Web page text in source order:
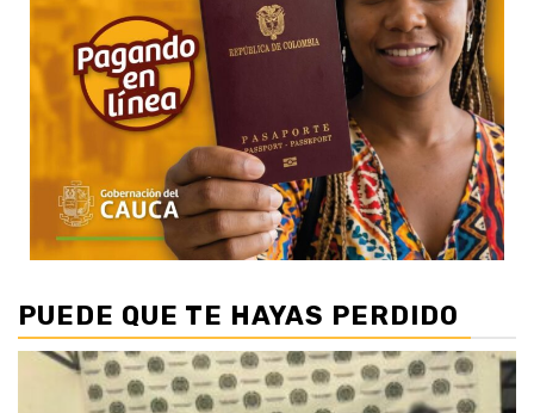
PUEDE QUE TE HAYAS PERDIDO